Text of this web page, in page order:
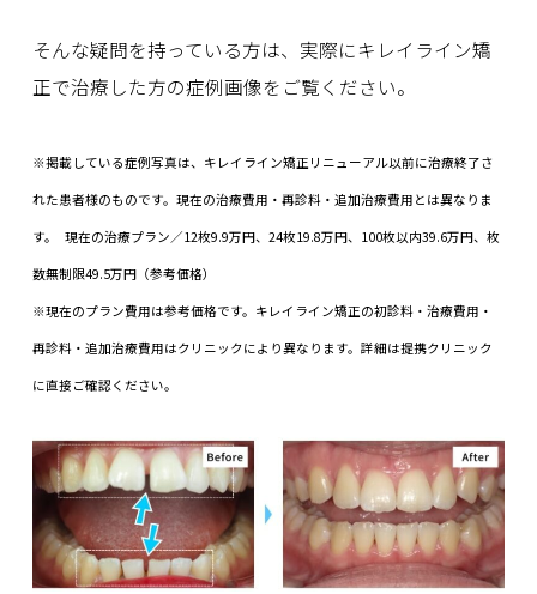
そんな疑問を持っている方は、実際にキレイライン矯
正で治療した方の症例画像をご覧ください。
※掲載している症例写真は、キレイライン矯正リニューアル以前に治療終了さ
れた患者様のものです。現在の治療費用・再診料・追加治療費用とは異なりま
す。 現在の治療プラン／12枚9.9万円、24枚19.8万円、100枚以内39.6万円、枚
数無制限49.5万円（参考価格）
※現在のプラン費用は参考価格です。キレイライン矯正の初診料・治療費用・
再診料・追加治療費用はクリニックにより異なります。詳細は提携クリニック
に直接ご確認ください。